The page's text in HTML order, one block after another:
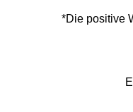
*Die positive